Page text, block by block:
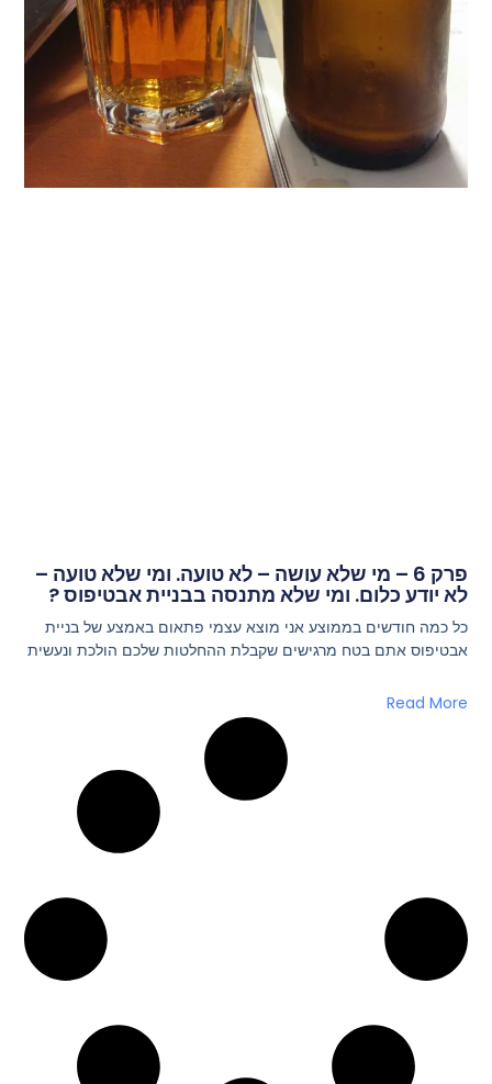
פרק 6 – מי שלא עושה – לא טועה. ומי שלא טועה –
לא יודע כלום. ומי שלא מתנסה בבניית אבטיפוס ?
כל כמה חודשים בממוצע אני מוצא עצמי פתאום באמצע של בניית
אבטיפוס אתם בטח מרגישים שקבלת ההחלטות שלכם הולכת ונעשית
Read More